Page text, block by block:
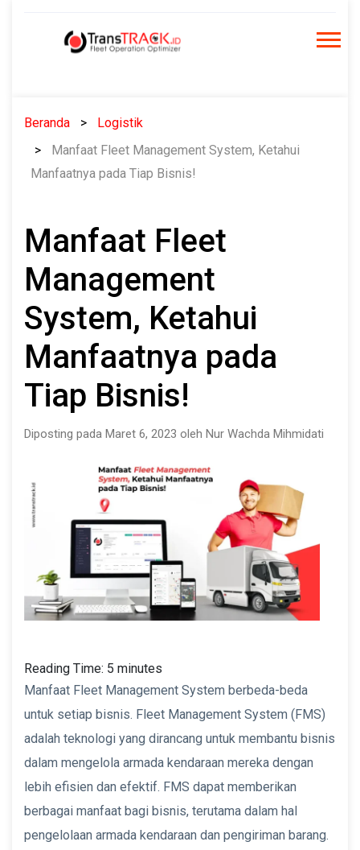
Beranda
Logistik
Manfaat Fleet Management System, Ketahui
Manfaatnya pada Tiap Bisnis!
Manfaat Fleet
Management
System, Ketahui
Manfaatnya pada
Tiap Bisnis!
Diposting pada Maret 6, 2023 oleh Nur Wachda Mihmidati
Reading Time: 5 minutes
Manfaat Fleet Management System berbeda-beda
untuk setiap bisnis. Fleet Management System (FMS)
adalah teknologi yang dirancang untuk membantu bisnis
dalam mengelola armada kendaraan mereka dengan
lebih efisien dan efektif. FMS dapat memberikan
berbagai manfaat bagi bisnis, terutama dalam hal
pengelolaan armada kendaraan dan pengiriman barang.